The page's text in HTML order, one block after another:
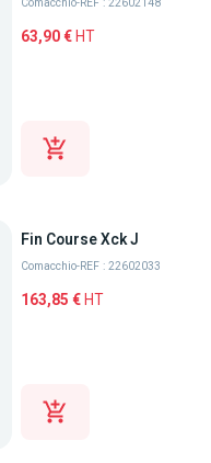
63,90 € HT
Fin Course Xck J
Comacchio-REF : 22602033
163,85 € HT